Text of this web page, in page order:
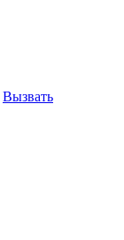
Вызвать